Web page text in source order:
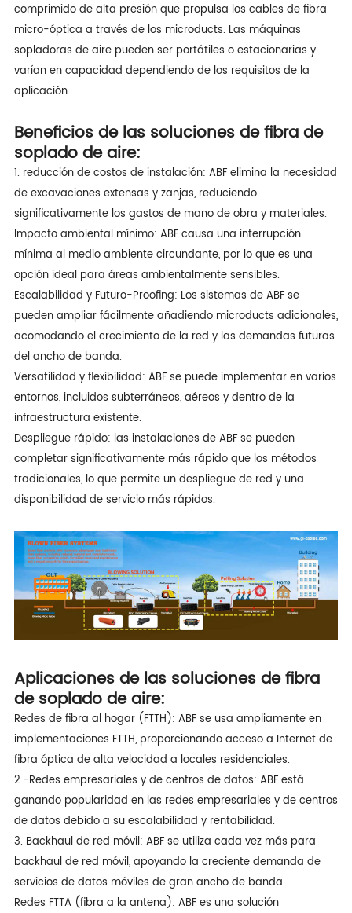
comprimido de alta presión que propulsa los cables de fibra
micro-óptica a través de los microducts. Las máquinas
sopladoras de aire pueden ser portátiles o estacionarias y
varían en capacidad dependiendo de los requisitos de la
aplicación.
Beneficios de las soluciones de fibra de
soplado de aire:
1. reducción de costos de instalación: ABF elimina la necesidad
de excavaciones extensas y zanjas, reduciendo
significativamente los gastos de mano de obra y materiales.
Impacto ambiental mínimo: ABF causa una interrupción
mínima al medio ambiente circundante, por lo que es una
opción ideal para áreas ambientalmente sensibles.
Escalabilidad y Futuro-Proofing: Los sistemas de ABF se
pueden ampliar fácilmente añadiendo microducts adicionales,
acomodando el crecimiento de la red y las demandas futuras
del ancho de banda.
Versatilidad y flexibilidad: ABF se puede implementar en varios
entornos, incluidos subterráneos, aéreos y dentro de la
infraestructura existente.
Despliegue rápido: las instalaciones de ABF se pueden
completar significativamente más rápido que los métodos
tradicionales, lo que permite un despliegue de red y una
disponibilidad de servicio más rápidos.
Aplicaciones de las soluciones de fibra
de soplado de aire:
Redes de fibra al hogar (FTTH): ABF se usa ampliamente en
implementaciones FTTH, proporcionando acceso a Internet de
fibra óptica de alta velocidad a locales residenciales.
2.-Redes empresariales y de centros de datos: ABF está
ganando popularidad en las redes empresariales y de centros
de datos debido a su escalabilidad y rentabilidad.
3. Backhaul de red móvil: ABF se utiliza cada vez más para
backhaul de red móvil, apoyando la creciente demanda de
servicios de datos móviles de gran ancho de banda.
Redes FTTA (fibra a la antena): ABF es una solución